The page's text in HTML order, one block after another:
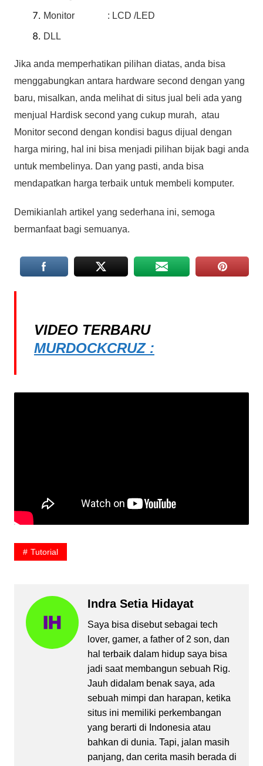
Monitor : LCD /LED
DLL
Jika anda memperhatikan pilihan diatas, anda bisa
menggabungkan antara hardware second dengan yang
baru, misalkan, anda melihat di situs jual beli ada yang
menjual Hardisk second yang cukup murah, atau
Monitor second dengan kondisi bagus dijual dengan
harga miring, hal ini bisa menjadi pilihan bijak bagi anda
untuk membelinya. Dan yang pasti, anda bisa
mendapatkan harga terbaik untuk membeli komputer.
Demikianlah artikel yang sederhana ini, semoga
bermanfaat bagi semuanya.
VIDEO TERBARU
MURDOCKCRUZ :
Tutorial
Indra Setia Hidayat
Saya bisa disebut sebagai tech
lover, gamer, a father of 2 son, dan
hal terbaik dalam hidup saya bisa
jadi saat membangun sebuah Rig.
Jauh didalam benak saya, ada
sebuah mimpi dan harapan, ketika
situs ini memiliki perkembangan
yang berarti di Indonesia atau
bahkan di dunia. Tapi, jalan masih
panjang, dan cerita masih berada di